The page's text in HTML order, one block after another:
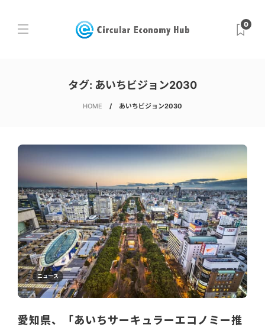
0
タグ: あいちビジョン2030
HOME あいちビジョン2030
ニュース
愛知県、「あいちサーキュラーエコノミー推